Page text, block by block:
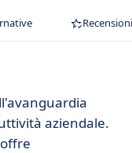
Recensioni
aziendale.